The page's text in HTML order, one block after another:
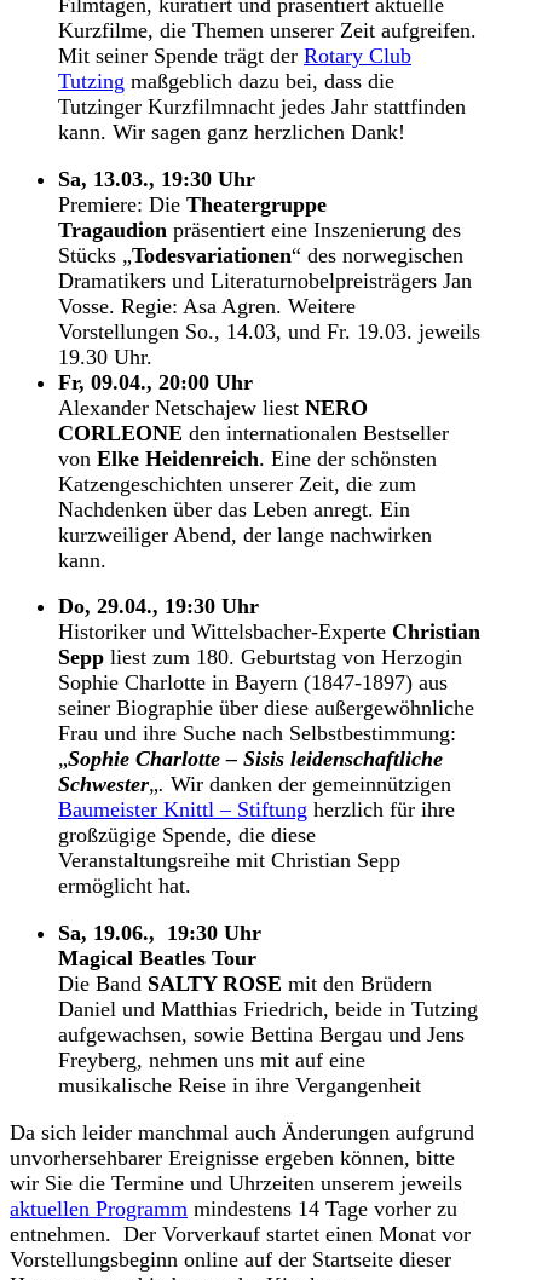
Filmtagen, kuratiert und präsentiert aktuelle
Kurzfilme, die Themen unserer Zeit aufgreifen.
Mit seiner Spende trägt der Rotary Club
Tutzing maßgeblich dazu bei, dass die
Tutzinger Kurzfilmnacht jedes Jahr stattfinden
kann. Wir sagen ganz herzlichen Dank!
Sa, 13.03., 19:30 Uhr
Premiere: Die Theatergruppe
Tragaudion präsentiert eine Inszenierung des
Stücks „Todesvariationen“ des norwegischen
Dramatikers und Literaturnobelpreisträgers Jan
Vosse. Regie: Asa Agren. Weitere
Vorstellungen So., 14.03, und Fr. 19.03. jeweils
19.30 Uhr.
Fr, 09.04., 20:00 Uhr
Alexander Netschajew liest NERO
CORLEONE den internationalen Bestseller
von Elke Heidenreich. Eine der schönsten
Katzengeschichten unserer Zeit, die zum
Nachdenken über das Leben anregt. Ein
kurzweiliger Abend, der lange nachwirken
kann.
Do, 29.04., 19:30 Uhr
Historiker und Wittelsbacher-Experte Christian
Sepp liest zum 180. Geburtstag von Herzogin
Sophie Charlotte in Bayern (1847-1897) aus
seiner Biographie über diese außergewöhnliche
Frau und ihre Suche nach Selbstbestimmung:
„Sophie Charlotte – Sisis leidenschaftliche
Schwester„. Wir danken der gemeinnützigen
Baumeister Knittl – Stiftung herzlich für ihre
großzügige Spende, die diese
Veranstaltungsreihe mit Christian Sepp
ermöglicht hat.
Sa, 19.06., 19:30 Uhr
Magical Beatles Tour
Die Band SALTY ROSE mit den Brüdern
Daniel und Matthias Friedrich, beide in Tutzing
aufgewachsen, sowie Bettina Bergau und Jens
Freyberg, nehmen uns mit auf eine
musikalische Reise in ihre Vergangenheit
Da sich leider manchmal auch Änderungen aufgrund
unvorhersehbarer Ereignisse ergeben können, bitte
wir Sie die Termine und Uhrzeiten unserem jeweils
aktuellen Programm mindestens 14 Tage vorher zu
entnehmen. Der Vorverkauf startet einen Monat vor
Vorstellungsbeginn online auf der Startseite dieser